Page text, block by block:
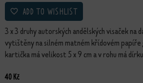
ADD TO WISHLIST
3 x 3 druhy autorských andělských visaček na
vytištěny na silném matném křídovém papíře
kartička má velikost 5 x 9 cm a v rohu má
40 Kč